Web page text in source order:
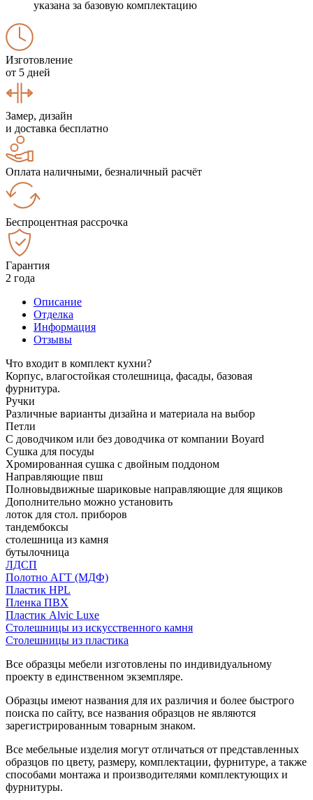
указана за базовую комплектацию
Изготовление
от 5 дней
Замер, дизайн
и доставка бесплатно
Оплата наличными, безналичный расчёт
Беспроцентная рассрочка
Гарантия
2 года
Описание
Отделка
Информация
Отзывы
Что входит в комплект кухни?
Корпус, влагостойкая столешница, фасады, базовая
фурнитура.
Ручки
Различные варианты дизайна и материала на выбор
Петли
С доводчиком или без доводчика от компании Boyard
Сушка для посуды
Хромированная сушка с двойным поддоном
Направляющие пвш
Полновыдвижные шариковые направляющие для ящиков
Дополнительно можно установить
лоток для стол. приборов
тандембоксы
столешница из камня
бутылочница
ЛДСП
Полотно АГТ (МДФ)
Пластик HPL
Пленка ПВХ
Пластик Alvic Luxe
Столешницы из искусственного камня
Столешницы из пластика
Все образцы мебели изготовлены по индивидуальному
проекту в единственном экземпляре.
Образцы имеют названия для их различия и более быстрого
поиска по сайту, все названия образцов не являются
зарегистрированным товарным знаком.
Все мебельные изделия могут отличаться от представленных
образцов по цвету, размеру, комплектации, фурнитуре, а также
способами монтажа и производителями комплектующих и
фурнитуры.